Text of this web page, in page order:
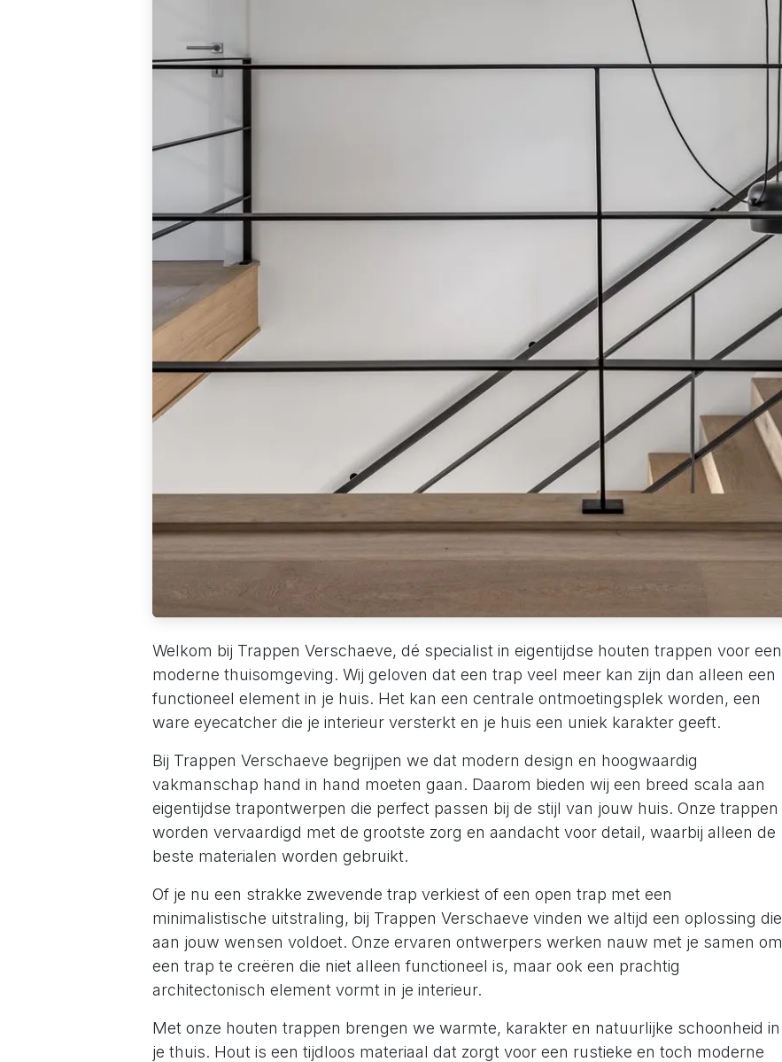
Welkom bij Trappen Verschaeve, dé specialist in eigentijdse houten trappen voor een
moderne thuisomgeving. Wij geloven dat een trap veel meer kan zijn dan alleen een
functioneel element in je huis. Het kan een centrale ontmoetingsplek worden, een
ware eyecatcher die je interieur versterkt en je huis een uniek karakter geeft.
Bij Trappen Verschaeve begrijpen we dat modern design en hoogwaardig
vakmanschap hand in hand moeten gaan. Daarom bieden wij een breed scala aan
eigentijdse trapontwerpen die perfect passen bij de stijl van jouw huis. Onze trappen
worden vervaardigd met de grootste zorg en aandacht voor detail, waarbij alleen de
beste materialen worden gebruikt.
Of je nu een strakke zwevende trap verkiest of een open trap met een
minimalistische uitstraling, bij Trappen Verschaeve vinden we altijd een oplossing die
aan jouw wensen voldoet. Onze ervaren ontwerpers werken nauw met je samen om
een trap te creëren die niet alleen functioneel is, maar ook een prachtig
architectonisch element vormt in je interieur.
Met onze houten trappen brengen we warmte, karakter en natuurlijke schoonheid in
je thuis. Hout is een tijdloos materiaal dat zorgt voor een rustieke en toch moderne